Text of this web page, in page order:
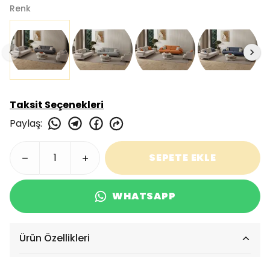
Renk
Taksit Seçenekleri
Paylaş:
SEPETE EKLE
WHATSAPP
Ürün Özellikleri